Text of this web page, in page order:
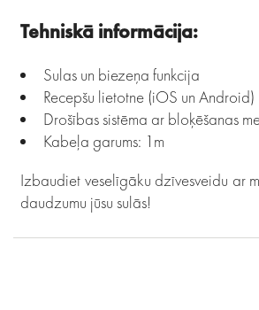
Tehniskā informācija:
Sulas un biezeņa funkcija
Recepšu lietotne (iOS un Android)
Drošības sistēma ar bloķēšanas
Kabeļa garums: 1m
Izbaudiet veselīgāku dzīvesveidu ar
daudzumu jūsu sulās!